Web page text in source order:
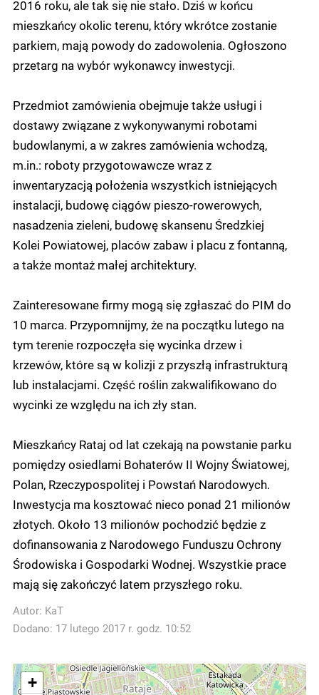
2016 roku, ale tak się nie stało. Dziś w końcu
mieszkańcy okolic terenu, który wkrótce zostanie
parkiem, mają powody do zadowolenia. Ogłoszono
przetarg na wybór wykonawcy inwestycji.
Przedmiot zamówienia obejmuje także usługi i
dostawy związane z wykonywanymi robotami
budowlanymi, a w zakres zamówienia wchodzą,
m.in.: roboty przygotowawcze wraz z
inwentaryzacją położenia wszystkich istniejących
instalacji, budowę ciągów pieszo-rowerowych,
nasadzenia zieleni, budowę skansenu Średzkiej
Kolei Powiatowej, placów zabaw i placu z fontanną,
a także montaż małej architektury.
Zainteresowane firmy mogą się zgłaszać do PIM do
10 marca. Przypomnijmy, że na początku lutego na
tym terenie rozpoczęła się wycinka drzew i
krzewów, które są w kolizji z przyszłą infrastrukturą
lub instalacjami. Część roślin zakwalifikowano do
wycinki ze względu na ich zły stan.
Mieszkańcy Rataj od lat czekają na powstanie parku
pomiędzy osiedlami Bohaterów II Wojny Światowej,
Polan, Rzeczypospolitej i Powstań Narodowych.
Inwestycja ma kosztować nieco ponad 21 milionów
złotych. Około 13 milionów pochodzić będzie z
dofinansowania z Narodowego Funduszu Ochrony
Środowiska i Gospodarki Wodnej. Wszystkie prace
mają się zakończyć latem przyszłego roku.
Autor: KaT
Dodano: 17 lutego 2017 r. godz. 10:52
+